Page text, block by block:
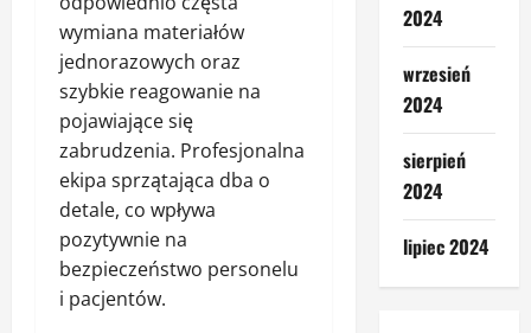
wymiana materiałów
jednorazowych oraz
szybkie reagowanie na
pojawiające się
zabrudzenia. Profesjonalna
ekipa sprzątająca dba o
detale, co wpływa
pozytywnie na
bezpieczeństwo personelu
i pacjentów.
2024
wrzesień
2024
sierpień
2024
lipiec 2024